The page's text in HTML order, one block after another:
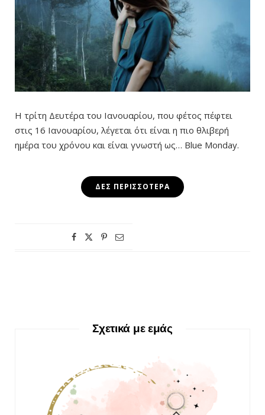
Η τρίτη Δευτέρα του Ιανουαρίου, που φέτος πέφτει
στις 16 Ιανουαρίου, λέγεται ότι είναι η πιο θλιβερή
ημέρα του χρόνου και είναι γνωστή ως… Blue Monday.
ΔΕΣ ΠΕΡΙΣΣΌΤΕΡΑ
Σχετικά με εμάς